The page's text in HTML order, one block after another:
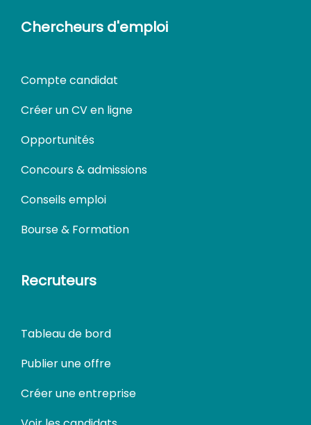
Chercheurs d'emploi
Compte candidat
Créer un CV en ligne
Opportunités
Concours & admissions
Conseils emploi
Bourse & Formation
Recruteurs
Tableau de bord
Publier une offre
Créer une entreprise